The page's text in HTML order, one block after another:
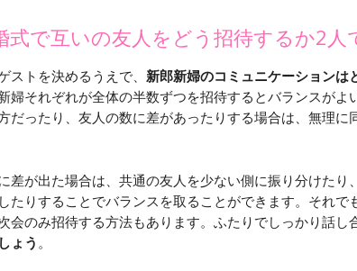
式で互いの友人をどう招待するか2人
ストを決めるうえで、 新郎新婦のコミュニケーションは
婦それぞれが全体の半数ずつを招待するとバランスがよ
だったり、友人の数に差があったりする場合は、無理に
差が出た場合は、共通の友人を少ない側に振り分けたり
たりすることでバランスを取ることができます。それで
会のみ招待する方法もあります。ふたりでしっかり話し
ょう 。